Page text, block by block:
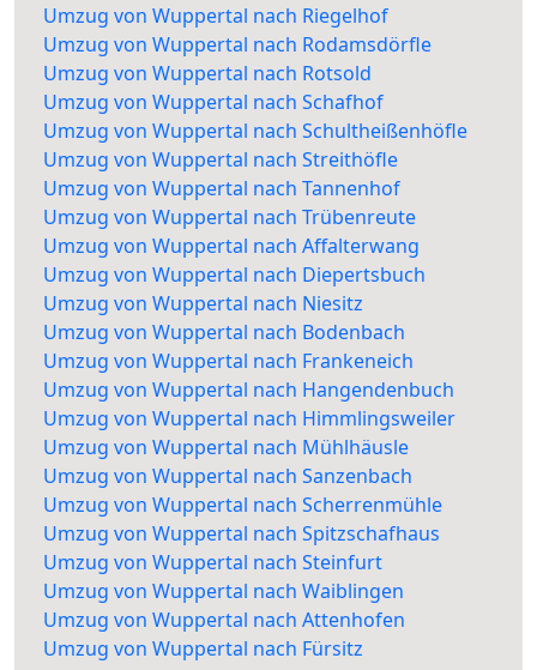
Umzug von Wuppertal nach Riegelhof
Umzug von Wuppertal nach Rodamsdörfle
Umzug von Wuppertal nach Rotsold
Umzug von Wuppertal nach Schafhof
Umzug von Wuppertal nach Schultheißenhöfle
Umzug von Wuppertal nach Streithöfle
Umzug von Wuppertal nach Tannenhof
Umzug von Wuppertal nach Trübenreute
Umzug von Wuppertal nach Affalterwang
Umzug von Wuppertal nach Diepertsbuch
Umzug von Wuppertal nach Niesitz
Umzug von Wuppertal nach Bodenbach
Umzug von Wuppertal nach Frankeneich
Umzug von Wuppertal nach Hangendenbuch
Umzug von Wuppertal nach Himmlingsweiler
Umzug von Wuppertal nach Mühlhäusle
Umzug von Wuppertal nach Sanzenbach
Umzug von Wuppertal nach Scherrenmühle
Umzug von Wuppertal nach Spitzschafhaus
Umzug von Wuppertal nach Steinfurt
Umzug von Wuppertal nach Waiblingen
Umzug von Wuppertal nach Attenhofen
Umzug von Wuppertal nach Fürsitz